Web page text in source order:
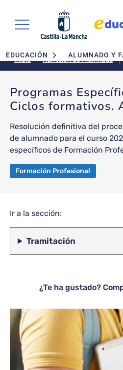
Navegación principal
EDUCACIÓN ALUMNADO Y
Inicio Admisión de Alumnado
Programas
Ciclos formativos.
Resolución definitiva del
de alumnado para el curso
específicos de Formación
Formación Profesional
Ir a la sección:
Tramitación
¿Te ha gustado?